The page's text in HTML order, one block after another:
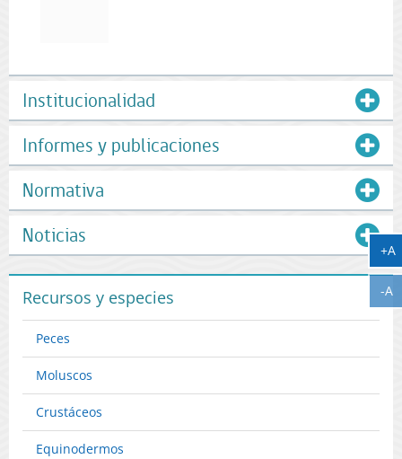
Institucionalidad
Informes y publicaciones
Normativa
Noticias
Recursos y especies
Peces
Moluscos
Crustáceos
Equinodermos
+A
-A